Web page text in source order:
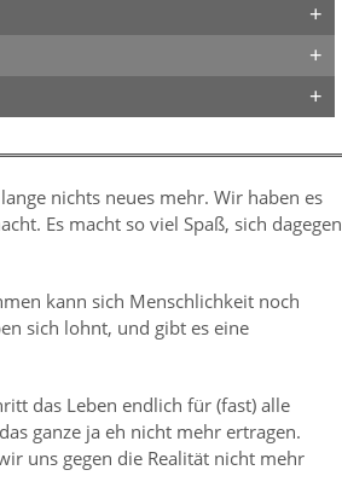
+
+
+
nichts neues mehr. Wir haben es
Es macht so viel Spaß, sich dagegen
kann sich Menschlichkeit noch
sich lohnt, und gibt es eine
das Leben endlich für (fast) alle
ganze ja eh nicht mehr ertragen.
uns gegen die Realität nicht mehr